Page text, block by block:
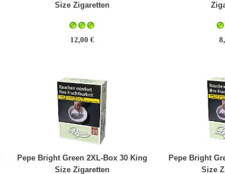
Size Zigaretten
12,00 €
Pepe Bright Green 2XL-Box 30 King
Size Zigaretten
Pepe Bright
Size